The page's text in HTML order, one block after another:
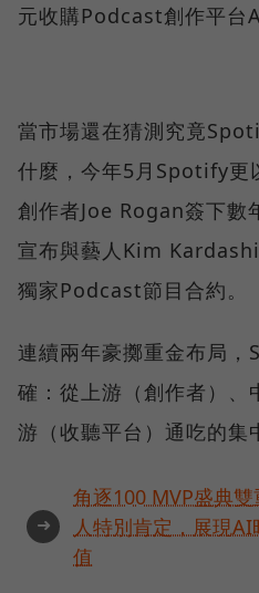
元收購Podcast創作平台
當市場還在猜測究竟
什麼，今年5月Spotify更
創作者Joe Rogan簽下數
宣布與藝人Kim
獨家Podcast節目合約。
連續兩年豪擲重金布局
確：從上游（創作者）、
游（收聽平台）通吃的集
➜
角逐100 MVP盛典
人特別肯定，展現
值